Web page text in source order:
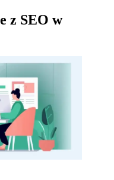
z SEO w